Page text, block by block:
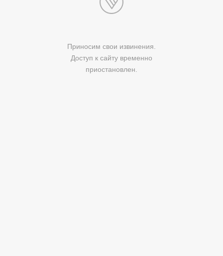
Приносим свои извинения.
Доступ к сайту временно
приостановлен.